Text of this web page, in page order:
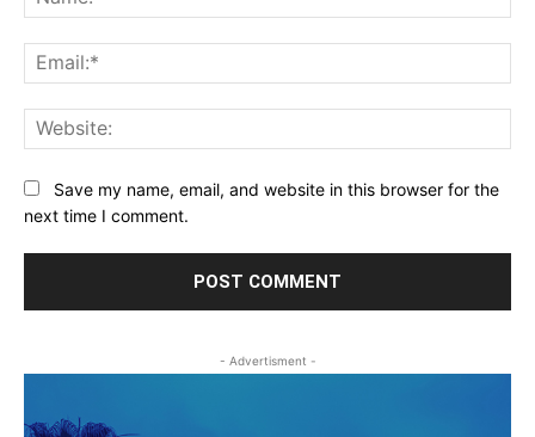
Save my name, email, and website in this browser for the
next time I comment.
- Advertisment -